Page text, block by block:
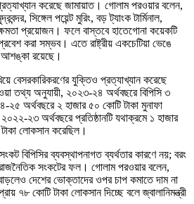
করেছে জামায়াত। গোলাম পরওয়ার বলেন,
সিঙ্গেল পয়েন্ট মুরিং, বড় ট্যাংক টার্মিনাল,
প্রয়োজন। ফলে বাস্তবে হাতেগোনা কয়েকটি
করা সম্ভব। এতে রাষ্ট্রীয় একচেটিয়া ভেঙে
আশঙ্কা রয়েছে।
বেসরকারিকরণের যুক্তিও প্রত্যাখ্যান করেছে
তথ্য অনুযায়ী, ২০২৩-২৪ অর্থবছরে বিপিসি ৩
২৫ অর্থবছরে ২ হাজার ৫০ কোটি টাকা মুনাফা
২৩ অর্থবছরে প্রতিষ্ঠানটি যথাক্রমে ১ হাজার
লোকসান করেছিল।
সংকট বিপিসির ব্যবস্থাপনাগত ব্যর্থতার কারণে নয়; বরং
সংকটের ফল। গোলাম পরওয়ার বলেন,
বাড়লেও দেশের ভোক্তাদের ওপর চাপ কমাতে দাম না
৭৮ কোটি টাকা লোকসান দিচ্ছে বলে জ্বালানিমন্ত্রী